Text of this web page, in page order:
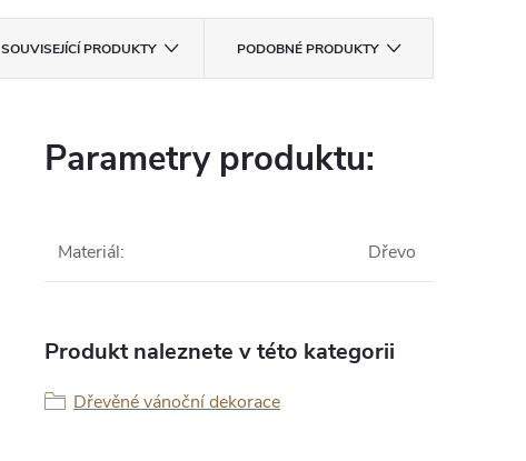
SOUVISEJÍCÍ PRODUKTY PODOBNÉ PRODUKTY
Parametry produktu:
Materiál: Dřevo
Produkt naleznete v této kategorii
Dřevěné vánoční dekorace